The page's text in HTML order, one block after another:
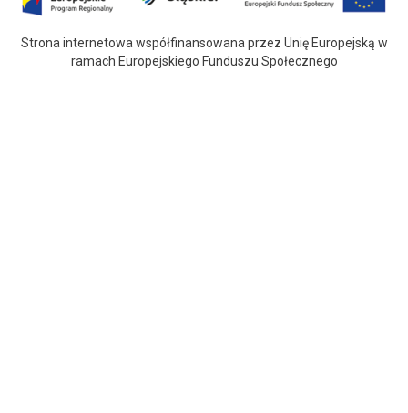
Strona internetowa współfinansowana przez Unię Europejską w
ramach Europejskiego Funduszu Społecznego